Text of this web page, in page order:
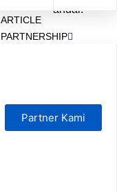
ARTICLE
PARTNERSHIP
Partner Kami
yang andal.
Besar,
oleh berbagai
Alasannya
kimia. Sehingga,